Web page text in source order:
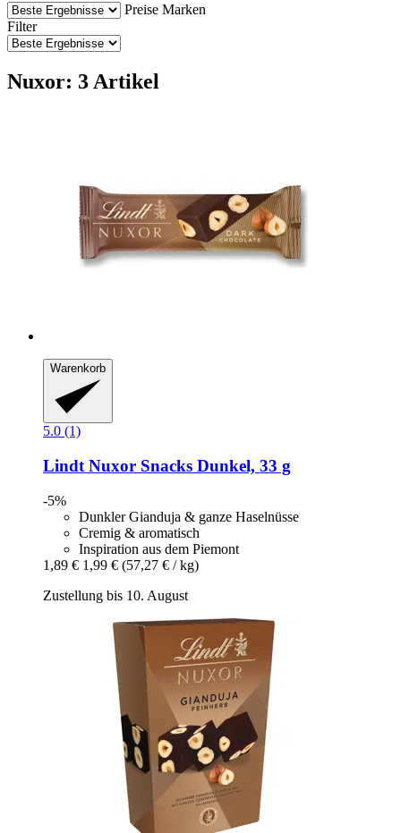
Preise Marken
Filter
Nuxor: 3 Artikel
Warenkorb
5.0 (1)
Lindt Nuxor Snacks Dunkel, 33 g
-5%
Dunkler Gianduja & ganze Haselnüsse
Cremig & aromatisch
Inspiration aus dem Piemont
1,89 € 1,99 € (57,27 € / kg)
Zustellung bis 10. August